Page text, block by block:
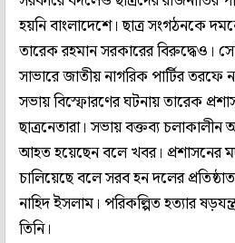
হয়নি বাংলাদেশে। ছাত্র সংগঠনকে
তারেক রহমান সরকারের বিরুদ্ধেও।
সাভারে জাতীয় নাগরিক পার্টির
সভায় বিস্ফোরণের ঘটনায় তারেক
ছাত্রনেতারা। সভায় বক্তব্য
আহত হয়েছেন বলে খবর। প্রশাসনের
চালিয়েছে বলে সরব হন দলের
নাহিদ ইসলাম। পরিকল্পিত হত্যার
তিনি।